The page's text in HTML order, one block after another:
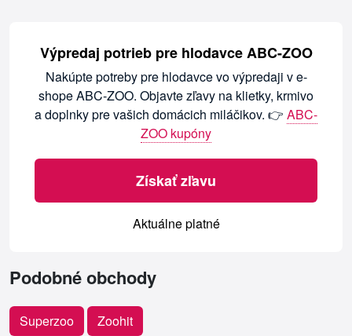
Výpredaj potrieb pre hlodavce ABC-ZOO
Nakúpte potreby pre hlodavce vo výpredaji v e-
shope ABC-ZOO. Objavte zľavy na klietky, krmivo
a doplnky pre vašich domácich miláčikov. 👉 ABC-
ZOO kupóny
Získať zľavu
Aktuálne platné
Podobné obchody
Superzoo Zoohit